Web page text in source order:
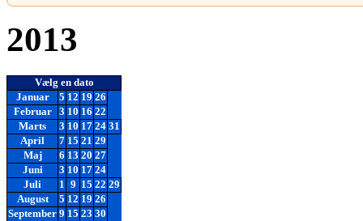
2013
Vælg en dato
Januar
5 12 19 26
Februar
3 10 16 22
Marts
3 10 17 24 31
April
7 15 21 29
Maj
6 13 20 27
Juni
3 10 17 24
Juli
1 9 15 22 29
August
5 12 19 26
September 9 15 23 30